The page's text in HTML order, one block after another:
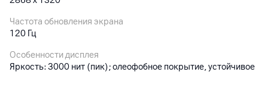
Частота обновления экрана
120 Гц
Особенности дисплея
Яркость: 3000 нит (пик); олеофобное покрытие, устойчивое